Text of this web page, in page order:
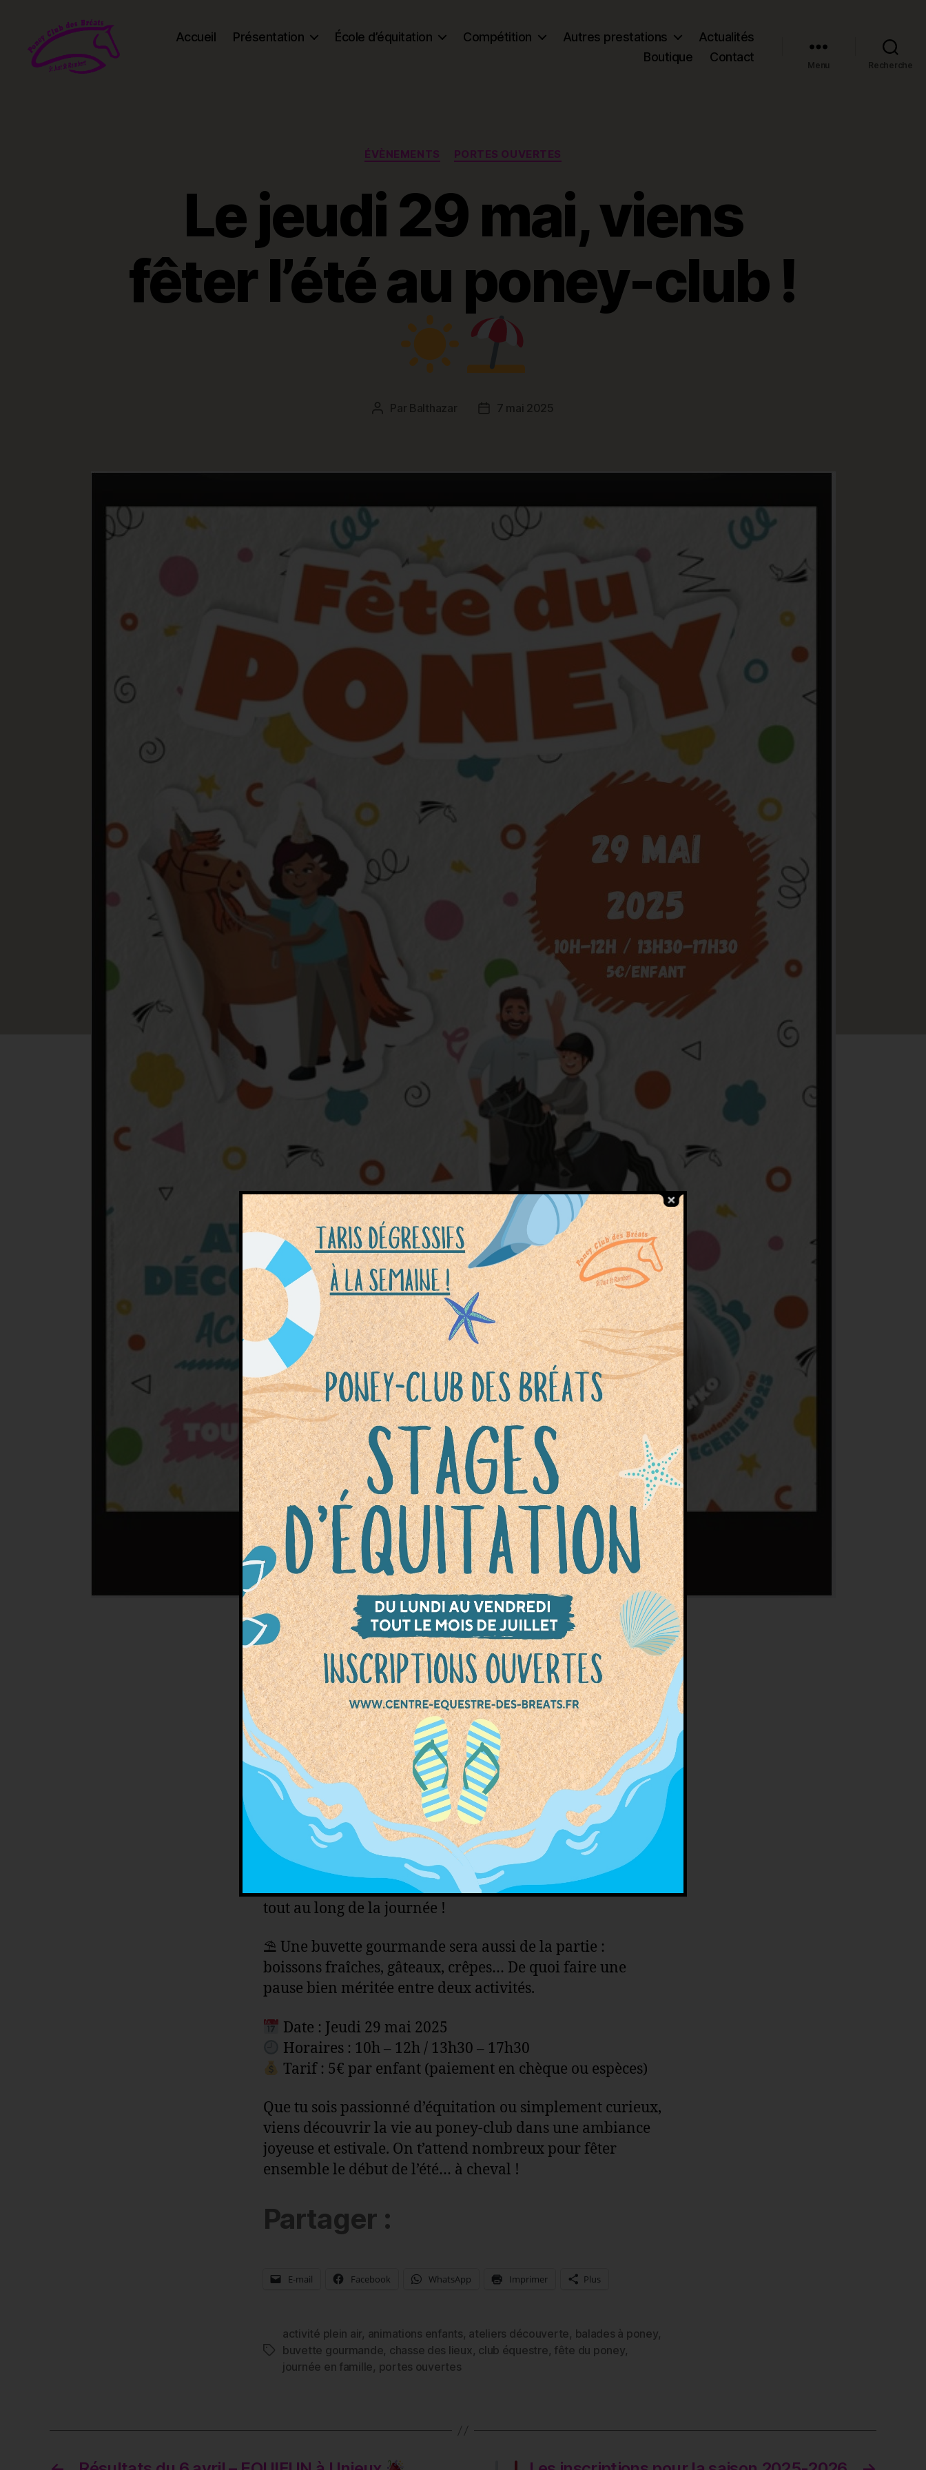
Accueil Présentation École d’équitation Compétition Autres prestations
Actualités
Boutique
Contact
Menu Recherche
Catégories
ÉVÈNEMENTS PORTES OUVERTES
Le jeudi 29 mai, viens
fêter l’été au poney-club !
Auteur
Par Balthazar
Date7 mai 2025
Prépare-toi à une journée pleine de rires, de découvertes
et de moments inoubliables à nos côtés ! À l’occasion de la
Fête du Poney, notre poney-club t’invite à passer un
moment magique en famille ou entre amis.
Au programme :
Balades à poney – Pour les petits aventuriers en herbe,
c’est l’occasion rêvée de monter nos poneys tout doux !
La grande chasse des lieux – Explore le club, retrouve
des indices et découvre tous ses secrets au fil d’un jeu de
piste amusant !
Animations surprises – Jeux, défis et sourires garantis
tout au long de la journée !
⛱ Une buvette gourmande sera aussi de la partie :
boissons fraîches, gâteaux, crêpes… De quoi faire une
pause bien méritée entre deux activités.
Date : Jeudi 29 mai 2025
Horaires : 10h – 12h / 13h30 – 17h30
Tarif : 5€ par enfant (paiement en chèque ou espèces)
Que tu sois passionné d’équitation ou simplement curieux,
viens découvrir la vie au poney-club dans une ambiance
joyeuse et estivale. On t’attend nombreux pour fêter
ensemble le début de l’été… à cheval !
Partager :
E-mail Facebook WhatsApp Imprimer Plus
Étiquettes
activité plein air, animations enfants, ateliers découverte, balades à poney,
buvette gourmande, chasse des lieux, club équestre, fête du poney,
journée en famille, portes ouvertes